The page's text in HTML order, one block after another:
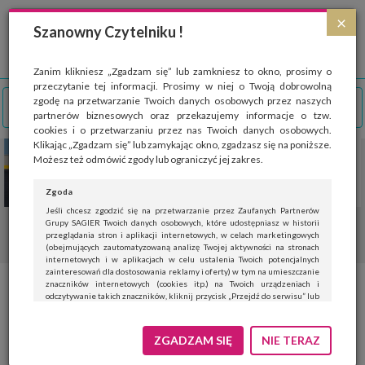
×
Szanowny Czytelniku !
Zanim klikniesz „Zgadzam się” lub zamkniesz to okno, prosimy o
przeczytanie tej informacji. Prosimy w niej o Twoją dobrowolną
zgodę na przetwarzanie Twoich danych osobowych przez naszych
partnerów biznesowych oraz przekazujemy informacje o tzw.
cookies i o przetwarzaniu przez nas Twoich danych osobowych.
Klikając „Zgadzam się” lub zamykając okno, zgadzasz się na poniższe.
Możesz też odmówić zgody lub ograniczyć jej zakres.
Zgoda
Jeśli chcesz zgodzić się na przetwarzanie przez Zaufanych Partnerów
Grupy SAGIER Twoich danych osobowych, które udostępniasz w historii
przeglądania stron i aplikacji internetowych, w celach marketingowych
(obejmujących zautomatyzowaną analizę Twojej aktywności na stronach
internetowych i w aplikacjach w celu ustalenia Twoich potencjalnych
zainteresowań dla dostosowania reklamy i oferty) w tym na umieszczanie
znaczników internetowych (cookies itp.) na Twoich urządzeniach i
odczytywanie takich znaczników, kliknij przycisk „Przejdź do serwisu” lub
Jeśli nie chcesz wyrazić zgody, kliknij „Nie teraz”.
Wyrażenie zgody jest dobrowolne. Możesz edytować zakres zgody, w tym
ZGADZAM SIĘ NIE TERAZ
Strona wykorzystuje pliki cookies, które służą głównie do celów statystycznych.
Wyrażając zgodę na używanie 'cookies', zezwalasz na zapisanie ich w pamięci
przeglądarki. Przejdź do
polityki cookies
Buty Nike – skaterski klasyk,
który podbił ulice